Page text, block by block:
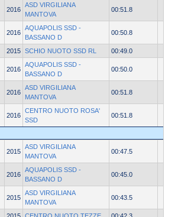
2016
ASD VIRGILIANA
MANTOVA
00:51.8
2016
AQUAPOLIS SSD -
BASSANO D
00:50.8
2015 SCHIO NUOTO SSD RL 00:49.0
2016
AQUAPOLIS SSD -
BASSANO D
00:50.0
2016
ASD VIRGILIANA
MANTOVA
00:51.8
2016
CENTRO NUOTO ROSA'
SSD
00:51.8
2015
ASD VIRGILIANA
MANTOVA
00:47.5
2016
AQUAPOLIS SSD -
BASSANO D
00:45.0
2015
ASD VIRGILIANA
MANTOVA
00:43.5